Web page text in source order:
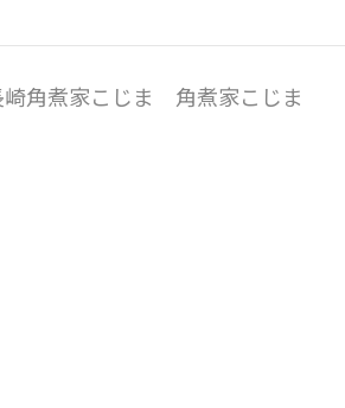
角煮家こじま 角煮家こじま